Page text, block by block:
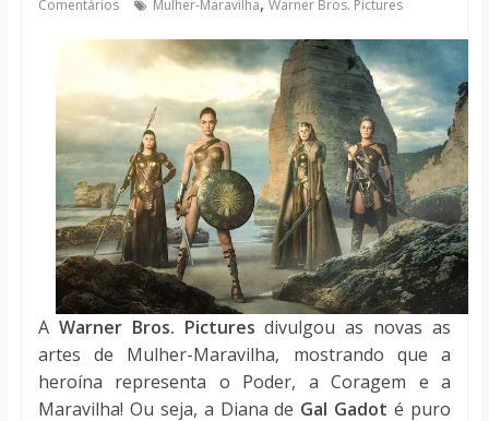
Comentários
Mulher-Maravilha Warner Bros. Pictures
A Warner Bros. Pictures divulgou as novas as
artes de Mulher-Maravilha, mostrando que a
heroína representa o Poder, a Coragem e a
Maravilha! Ou seja, a Diana de Gal Gadot é puro